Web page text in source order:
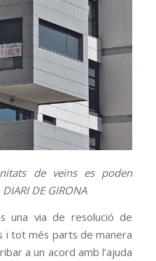
de veïns es poden
DE GIRONA
una via de resolució de
i tot més parts de manera
a un acord amb l’ajuda